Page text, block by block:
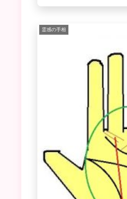
霊感の手相